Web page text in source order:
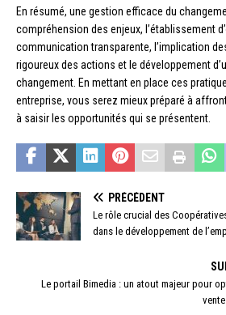
En résumé, une gestion efficace du
compréhension des enjeux, l’établissement
communication transparente, l’implication
rigoureux des actions et le développement
changement. En mettant en place ces
entreprise, vous serez mieux préparé à
à saisir les opportunités qui se présentent.
PRÉCÉDENT
Le rôle crucial des
dans le développement de
Le portail Bimedia : un atout majeur pour